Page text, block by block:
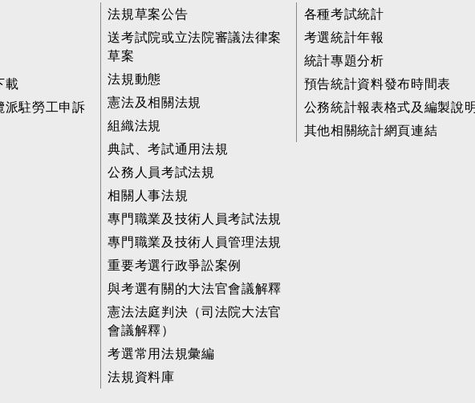
載
派駐勞工申訴
法規草案公告
送考試院或立法院審議法律案
草案
法規動態
憲法及相關法規
組織法規
典試、考試通用法規
公務人員考試法規
相關人事法規
專門職業及技術人員考試法規
專門職業及技術人員管理法規
重要考選行政爭訟案例
與考選有關的大法官會議解釋
憲法法庭判決（司法院大法官
會議解釋）
考選常用法規彙編
法規資料庫
各種考試統計
考選統計年報
統計專題分析
預告統計資料發布時間表
公務統計報表格式及編製說
其他相關統計網頁連結